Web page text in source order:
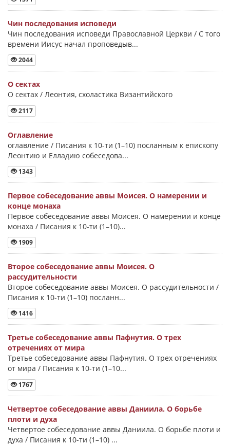
Чин последования исповеди
Чин последования исповеди Православной Церкви / С того
времени Иисус начал проповедыв...
2044
О сектах
О сектах / Леонтия, схоластика Византийского
2117
Оглавление
оглавление / Писания к 10-ти (1–10) посланным к епископу
Леонтию и Елладию собеседова...
1343
Первое собеседование аввы Моисея. О намерении и
конце монаха
Первое собеседование аввы Моисея. О намерении и конце
монаха / Писания к 10-ти (1–10)...
1909
Второе собеседование аввы Моисея. О
рассудительности
Второе собеседование аввы Моисея. О рассудительности /
Писания к 10-ти (1–10) посланн...
1416
Третье собеседование аввы Пафнутия. О трех
отречениях от мира
Третье собеседование аввы Пафнутия. О трех отречениях
от мира / Писания к 10-ти (1–10...
1767
Четвертое собеседование аввы Даниила. О борьбе
плоти и духа
Четвертое собеседование аввы Даниила. О борьбе плоти и
духа / Писания к 10-ти (1–10) ...